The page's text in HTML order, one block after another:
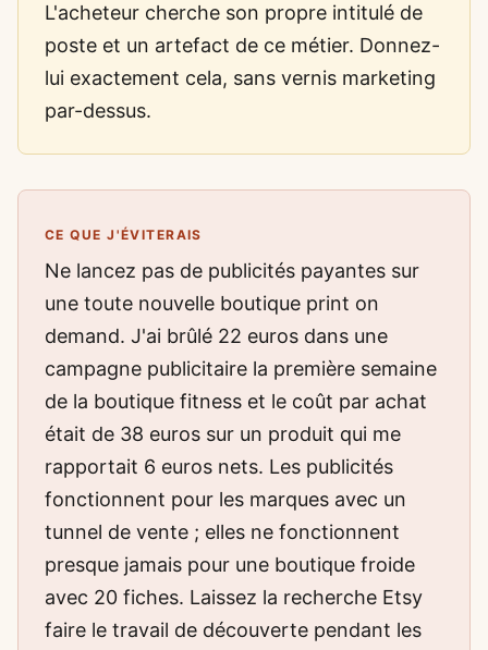
L'acheteur cherche son propre intitulé de
poste et un artefact de ce métier. Donnez-
lui exactement cela, sans vernis marketing
par-dessus.
CE QUE J'ÉVITERAIS
Ne lancez pas de publicités payantes sur
une toute nouvelle boutique print on
demand. J'ai brûlé 22 euros dans une
campagne publicitaire la première semaine
de la boutique fitness et le coût par achat
était de 38 euros sur un produit qui me
rapportait 6 euros nets. Les publicités
fonctionnent pour les marques avec un
tunnel de vente ; elles ne fonctionnent
presque jamais pour une boutique froide
avec 20 fiches. Laissez la recherche Etsy
faire le travail de découverte pendant les